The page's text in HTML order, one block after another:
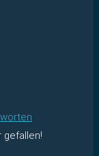
gefallen!